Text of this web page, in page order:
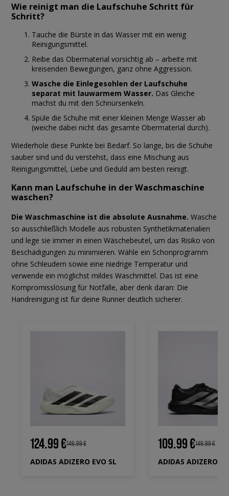
Wie reinigt man die Laufschuhe Schritt für
Schritt?
Tauche die Bürste in das Wasser mit ein wenig
Reinigungsmittel.
Reibe das Obermaterial vorsichtig ab – arbeite mit
kreisenden Bewegungen, ganz ohne Aggression.
Wasche die Einlegesohlen der Laufschuhe
separat mit lauwarmem Wasser. Das Gleiche
machst du mit den Schnürsenkeln.
Spüle die Schuhe mit einer kleinen Menge Wasser ab
(weiche dabei nicht das gesamte Obermaterial durch).
Wiederhole diese Punkte bei Bedarf. So lange, bis die Schuhe
sauber sind und du verstehst, dass eine Mischung aus
Reinigungsmittel, Liebe und Geduld am besten reinigt.
Kann man Laufschuhe in der Waschmaschine
waschen?
Die Waschmaschine ist die absolute Ausnahme. Wasche
so ausschließlich Modelle aus robusten Synthetikmaterialien
und lege sie immer in einen Wäschebeutel, um das Risiko von
Beschädigungen zu minimieren. Wähle ein Schonprogramm
ohne Schleudern sowie eine niedrige Temperatur und
verwende ein möglichst mildes Waschmittel. Das ist eine
Kompromisslösung für Notfälle, aber denk daran: Die
Handreinigung ist für deine Runner deutlich sicherer.
124.99 €149.99 €
ADIDAS ADIZERO EVO SL
109.99 €149.99 €